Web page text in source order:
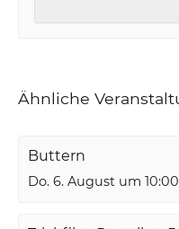
Ähnliche
Buttern
Do. 6. August um 10:00